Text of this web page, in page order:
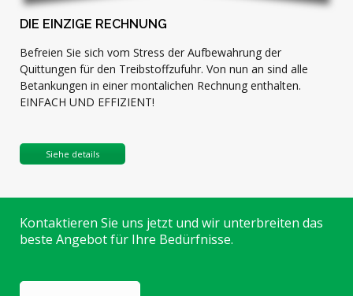
DIE EINZIGE RECHNUNG
Befreien Sie sich vom Stress der Aufbewahrung der
Quittungen für den Treibstoffzufuhr. Von nun an sind alle
Betankungen in einer montalichen Rechnung enthalten.
EINFACH UND EFFIZIENT!
Siehe details
Kontaktieren Sie uns jetzt und wir unterbreiten das
beste Angebot für Ihre Bedürfnisse.